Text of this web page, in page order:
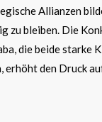
Allianzen
zu bleiben. Die
die beide starke
erhöht den Druck